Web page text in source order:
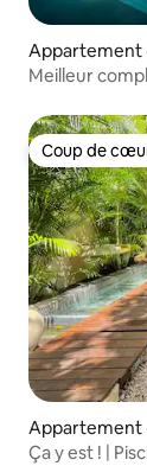
Appartement
Meilleur
Coup de
Coup de
Appartement
Ça y est ! |